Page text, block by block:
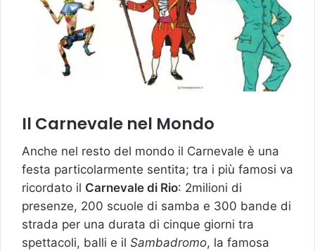
Il Carnevale nel Mondo
Anche nel resto del mondo il Carnevale è una
festa particolarmente sentita; tra i più famosi va
ricordato il Carnevale di Rio: 2milioni di
presenze, 200 scuole di samba e 300 bande di
strada per una durata di cinque giorni tra
spettacoli, balli e il Sambadromo, la famosa